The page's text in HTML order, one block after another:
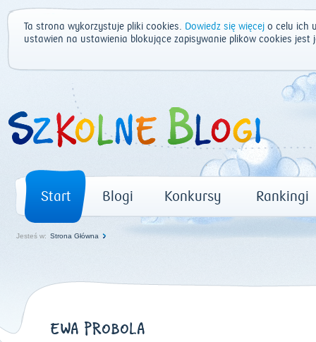
Ta strona wykorzystuje pliki cookies. Dowiedz się więcej o celu ich
ustawień na ustawienia blokujące zapisywanie plików cookies
Start Blogi Konkursy Rankingi
Jesteś w: Strona Główna
EWA PROBOLA